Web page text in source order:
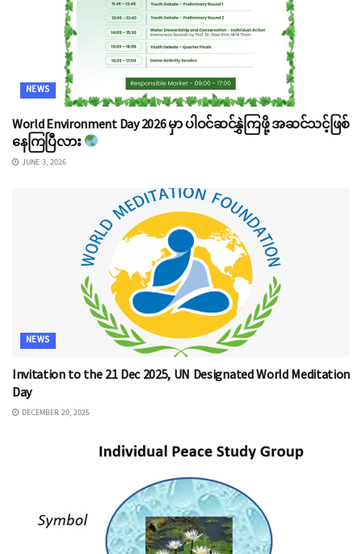
NEWS
World Environment Day 2026 မှာ ပါဝင်ဆင်နွှဲကြဖို့ အဆင်သင့်ဖြစ်
နေကြပြီလား
JUNE 3, 2026
NEWS
Invitation to the 21 Dec 2025, UN Designated World Meditation
Day
DECEMBER 20, 2025